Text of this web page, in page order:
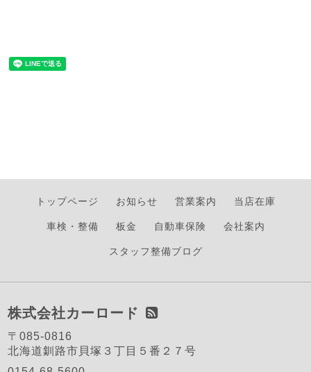
トップページ お知らせ 営業案内 当店在庫
車検・整備 板金 自動車保険 会社案内
スタッフ整備ブログ
株式会社カーロード
〒085-0816
北海道釧路市貝塚３丁目５番２７号